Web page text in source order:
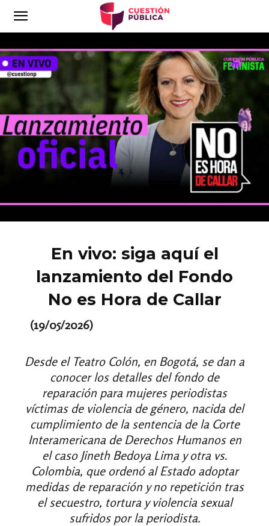
En vivo: siga aquí el
lanzamiento del Fondo
No es Hora de Callar
(19/05/2026)
Desde el Teatro Colón, en Bogotá, se dan a
conocer los detalles del fondo de
reparación para mujeres periodistas
víctimas de violencia de género, nacida del
cumplimiento de la sentencia de la Corte
Interamericana de Derechos Humanos en
el caso Jineth Bedoya Lima y otra vs.
Colombia, que ordenó al Estado adoptar
medidas de reparación y no repetición tras
el secuestro, tortura y violencia sexual
sufridos por la periodista.